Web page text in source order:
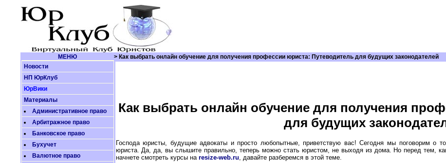
МЕНЮ
> Как выбрать онлайн обучение для получения профессии юриста: Путеводитель для будущих законодателей
Новости
НП ЮрКлуб
ЮрВики
Материалы
Административное право
Арбитражное право
Банковское право
Бухучет
Валютное право
Как выбрать онлайн обучение для получения
для будущих
Господа юристы, будущие адвокаты и просто любопытные, приветствую вас! Сегодня мы поговорим о
юриста. Да, да, вы слышите правильно, теперь можно стать юристом, не выходя из дома. Но перед тем,
начнете смотреть курсы на resize-web.ru , давайте разберемся в этой теме.